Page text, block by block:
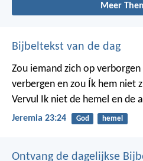
Meer
Bijbeltekst van de dag
Zou iemand zich op
verbergen en zou Ík hem niet
Vervul Ik niet de hemel en de
Jeremia 23:24 God hemel
Ontvang de dagelijkse